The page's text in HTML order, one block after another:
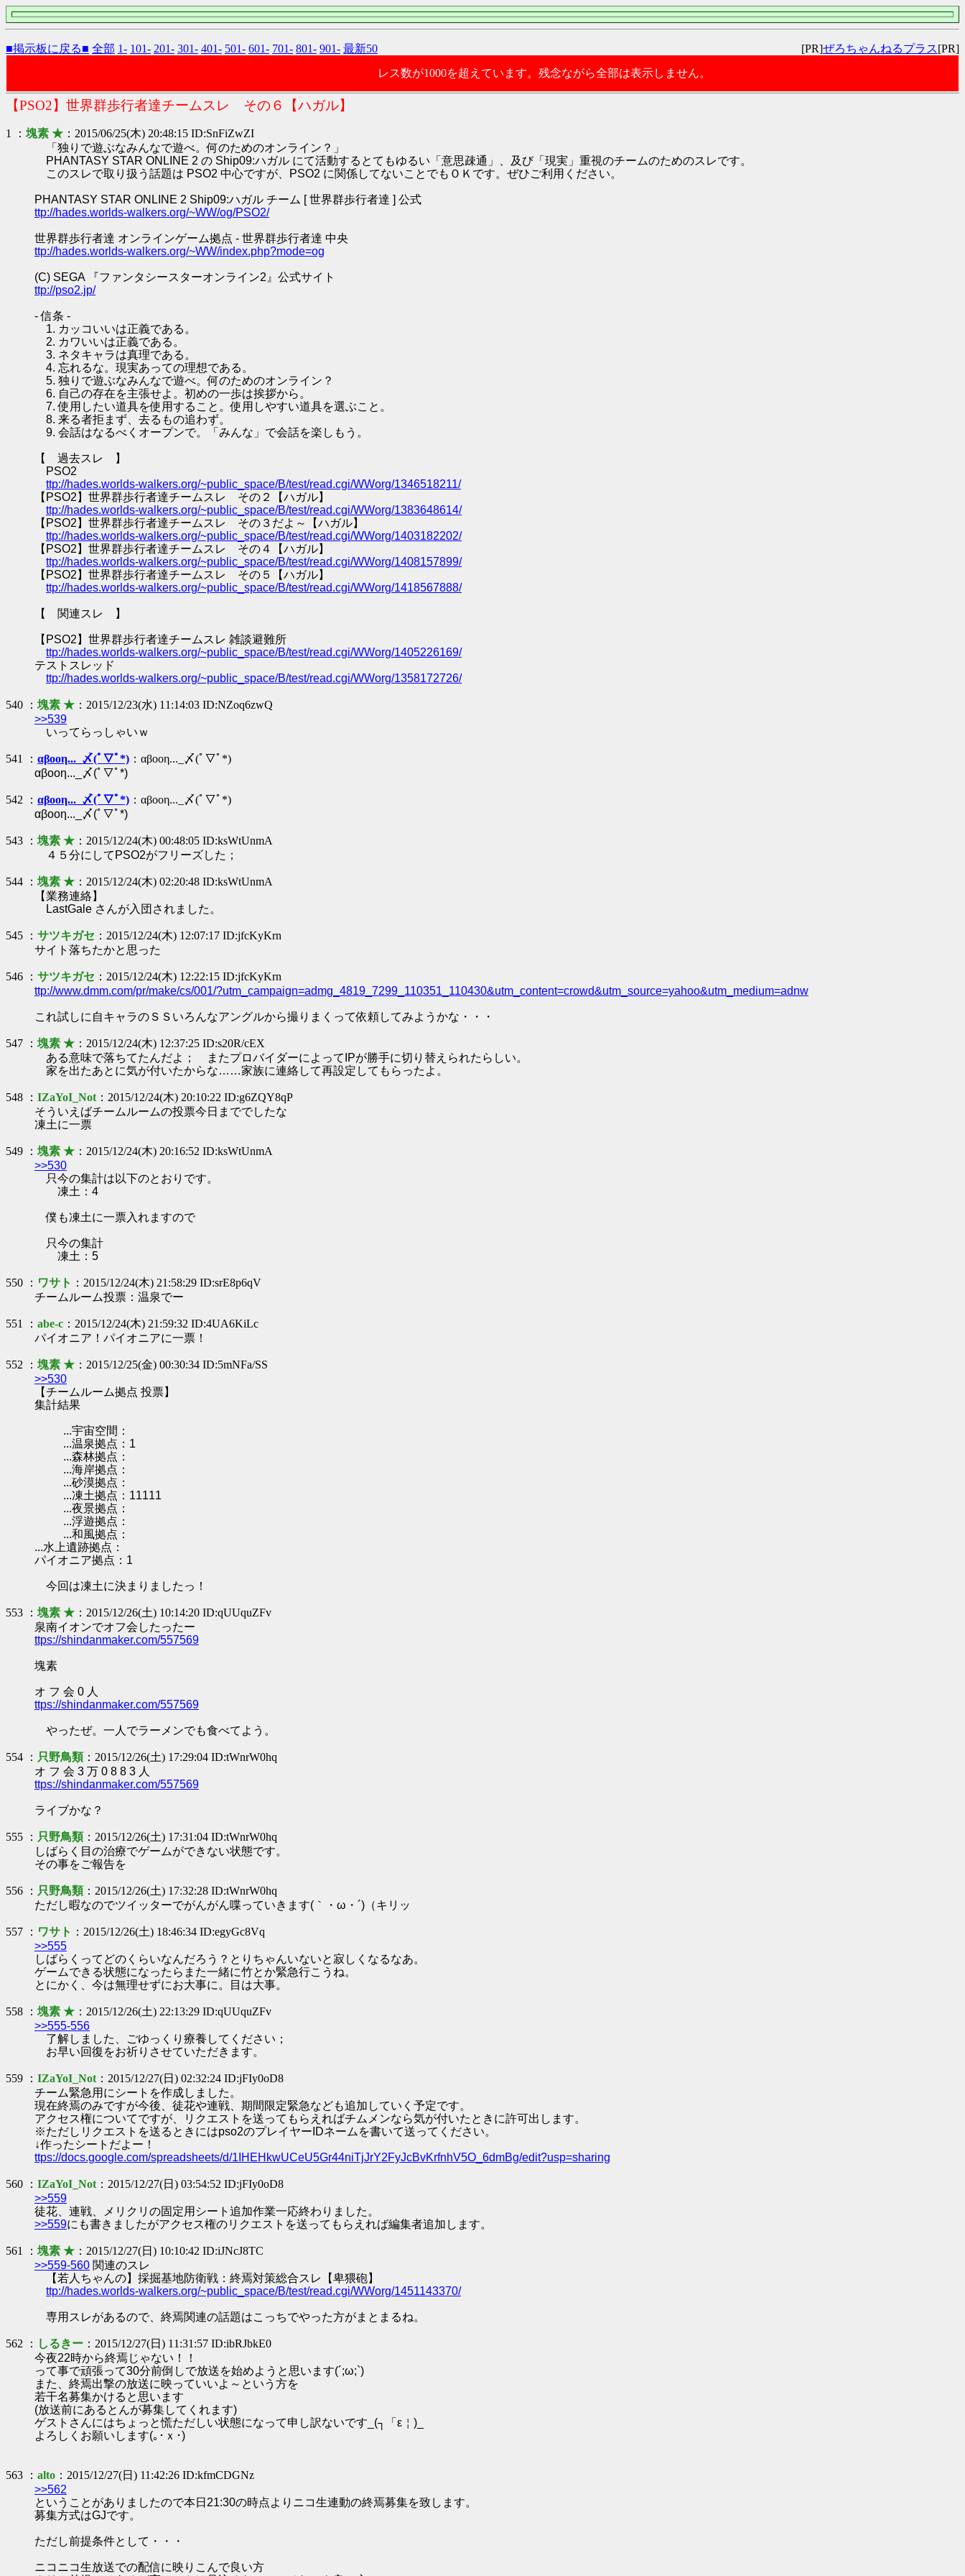
■掲示板に戻る■ 全部 1- 101- 201- 301- 401- 501- 601- 701- 801- 901- 最新50 [PR]ぜろちゃんねるプラス[PR]
レス数が1000を超えています。残念ながら全部は表示しません。
【PSO2】世界群歩行者達チームスレ その６【ハガル】
1 ： 塊素 ★ ：2015/06/25(木) 20:48:15 ID:SnFiZwZI
「独りで遊ぶなみんなで遊べ。何のためのオンライン？」
PHANTASY STAR ONLINE 2 の Ship09:ハガル にて活動するとてもゆるい「意思疎通」、及び「現実」重視のチームのためのスレです。
このスレで取り扱う話題は PSO2 中心ですが、PSO2 に関係してないことでもＯＫです。ぜひご利用ください。
PHANTASY STAR ONLINE 2 Ship09:ハガル チーム [ 世界群歩行者達 ] 公式
ttp://hades.worlds-walkers.org/~WW/og/PSO2/
世界群歩行者達 オンラインゲーム拠点 - 世界群歩行者達 中央
ttp://hades.worlds-walkers.org/~WW/index.php?mode=og
(C) SEGA 『ファンタシースターオンライン2』公式サイト
ttp://pso2.jp/
- 信条 -
1. カッコいいは正義である。
2. カワいいは正義である。
3. ネタキャラは真理である。
4. 忘れるな。現実あっての理想である。
5. 独りで遊ぶなみんなで遊べ。何のためのオンライン？
6. 自己の存在を主張せよ。初めの一歩は挨拶から。
7. 使用したい道具を使用すること。使用しやすい道具を選ぶこと。
8. 来る者拒まず、去るもの追わず。
9. 会話はなるべくオープンで。「みんな」で会話を楽しもう。
【 過去スレ 】
PSO2
ttp://hades.worlds-walkers.org/~public_space/B/test/read.cgi/WWorg/1346518211/
【PSO2】世界群歩行者達チームスレ その２【ハガル】
ttp://hades.worlds-walkers.org/~public_space/B/test/read.cgi/WWorg/1383648614/
【PSO2】世界群歩行者達チームスレ その３だよ～【ハガル】
ttp://hades.worlds-walkers.org/~public_space/B/test/read.cgi/WWorg/1403182202/
【PSO2】世界群歩行者達チームスレ その４【ハガル】
ttp://hades.worlds-walkers.org/~public_space/B/test/read.cgi/WWorg/1408157899/
【PSO2】世界群歩行者達チームスレ その５【ハガル】
ttp://hades.worlds-walkers.org/~public_space/B/test/read.cgi/WWorg/1418567888/
【 関連スレ 】
【PSO2】世界群歩行者達チームスレ 雑談避難所
ttp://hades.worlds-walkers.org/~public_space/B/test/read.cgi/WWorg/1405226169/
テストスレッド
ttp://hades.worlds-walkers.org/~public_space/B/test/read.cgi/WWorg/1358172726/
540 ： 塊素 ★ ：2015/12/23(水) 11:14:03 ID:NZoq6zwQ
>>539
いってらっしゃいｗ
541 ： αβοοη..._〆(ﾟ▽ﾟ*) ：αβοοη..._〆(ﾟ▽ﾟ*)
αβοοη..._〆(ﾟ▽ﾟ*)
542 ： αβοοη..._〆(ﾟ▽ﾟ*) ：αβοοη..._〆(ﾟ▽ﾟ*)
αβοοη..._〆(ﾟ▽ﾟ*)
543 ： 塊素 ★ ：2015/12/24(木) 00:48:05 ID:ksWtUnmA
４５分にしてPSO2がフリーズした；
544 ： 塊素 ★ ：2015/12/24(木) 02:20:48 ID:ksWtUnmA
【業務連絡】
LastGale さんが入団されました。
545 ： サツキガセ ：2015/12/24(木) 12:07:17 ID:jfcKyKrn
サイト落ちたかと思った
546 ： サツキガセ ：2015/12/24(木) 12:22:15 ID:jfcKyKrn
ttp://www.dmm.com/pr/make/cs/001/?utm_campaign=admg_4819_7299_110351_110430&utm_content=crowd&utm_source=yahoo&utm_medium=adnw
これ試しに自キャラのＳＳいろんなアングルから撮りまくって依頼してみようかな・・・
547 ： 塊素 ★ ：2015/12/24(木) 12:37:25 ID:s20R/cEX
ある意味で落ちてたんだよ； またプロバイダーによってIPが勝手に切り替えられたらしい。
家を出たあとに気が付いたからな……家族に連絡して再設定してもらったよ。
548 ： IZaYoI_Not：2015/12/24(木) 20:10:22 ID:g6ZQY8qP
そういえばチームルームの投票今日まででしたな
凍土に一票
549 ： 塊素 ★ ：2015/12/24(木) 20:16:52 ID:ksWtUnmA
>>530
只今の集計は以下のとおりです。
凍土：4
僕も凍土に一票入れますので
只今の集計
凍土：5
550 ： ワサト ：2015/12/24(木) 21:58:29 ID:srE8p6qV
チームルーム投票：温泉でー
551 ： abe-c ：2015/12/24(木) 21:59:32 ID:4UA6KiLc
パイオニア！パイオニアに一票！
552 ： 塊素 ★ ：2015/12/25(金) 00:30:34 ID:5mNFa/SS
>>530
【チームルーム拠点 投票】
集計結果
...宇宙空間：
...温泉拠点：1
...森林拠点：
...海岸拠点：
...砂漠拠点：
...凍土拠点：11111
...夜景拠点：
...浮遊拠点：
...和風拠点：
...水上遺跡拠点：
パイオニア拠点：1
今回は凍土に決まりましたっ！
553 ： 塊素 ★ ：2015/12/26(土) 10:14:20 ID:qUUquZFv
泉南イオンでオフ会したったー
ttps://shindanmaker.com/557569
塊素
オ フ 会 0 人
ttps://shindanmaker.com/557569
やったぜ。一人でラーメンでも食べてよう。
554 ： 只野鳥類：2015/12/26(土) 17:29:04 ID:tWnrW0hq
オ フ 会 3 万 0 8 8 3 人
ttps://shindanmaker.com/557569
ライブかな？
555 ： 只野鳥類：2015/12/26(土) 17:31:04 ID:tWnrW0hq
しばらく目の治療でゲームができない状態です。
その事をご報告を
556 ： 只野鳥類：2015/12/26(土) 17:32:28 ID:tWnrW0hq
ただし暇なのでツイッターでがんがん喋っていきます(｀・ω・´)（キリッ
557 ： ワサト ：2015/12/26(土) 18:46:34 ID:egyGc8Vq
>>555
しばらくってどのくらいなんだろう？とりちゃんいないと寂しくなるなあ。
ゲームできる状態になったらまた一緒に竹とか緊急行こうね。
とにかく、今は無理せずにお大事に。目は大事。
558 ： 塊素 ★ ：2015/12/26(土) 22:13:29 ID:qUUquZFv
>>555-556
了解しました、ごゆっくり療養してください；
お早い回復をお祈りさせていただきます。
559 ： IZaYoI_Not：2015/12/27(日) 02:32:24 ID:jFIy0oD8
チーム緊急用にシートを作成しました。
現在終焉のみですが今後、徒花や連戦、期間限定緊急なども追加していく予定です。
アクセス権についてですが、リクエストを送ってもらえればチムメンなら気が付いたときに許可出します。
※ただしリクエストを送るときにはpso2のプレイヤーIDネームを書いて送ってください。
↓作ったシートだよー！
ttps://docs.google.com/spreadsheets/d/1IHEHkwUCeU5Gr44niTjJrY2FyJcBvKrfnhV5O_6dmBg/edit?usp=sharing
560 ： IZaYoI_Not：2015/12/27(日) 03:54:52 ID:jFIy0oD8
>>559
徒花、連戦、メリクリの固定用シート追加作業一応終わりました。
>>559にも書きましたがアクセス権のリクエストを送ってもらえれば編集者追加します。
561 ： 塊素 ★ ：2015/12/27(日) 10:10:42 ID:iJNcJ8TC
>>559-560 関連のスレ
【若人ちゃんの】採掘基地防衛戦：終焉対策総合スレ【卑猥砲】
ttp://hades.worlds-walkers.org/~public_space/B/test/read.cgi/WWorg/1451143370/
専用スレがあるので、終焉関連の話題はこっちでやった方がまとまるね。
562 ： しるきー ：2015/12/27(日) 11:31:57 ID:ibRJbkE0
今夜22時から終焉じゃない！！
って事で頑張って30分前倒しで放送を始めようと思います(´;ω;`)
また、終焉出撃の放送に映っていいよ～という方を
若干名募集かけると思います
(放送前にあるとんが募集してくれます)
ゲストさんにはちょっと慌ただしい状態になって申し訳ないです_(┐「ε￤)_
よろしくお願いします(｡･ｘ･)ゝ
563 ： alto ：2015/12/27(日) 11:42:26 ID:kfmCDGNz
>>562
ということがありましたので本日21:30の時点よりニコ生連動の終焉募集を致します。
募集方式はGJです。
ただし前提条件として・・・
ニコニコ生放送での配信に映りこんで良い方